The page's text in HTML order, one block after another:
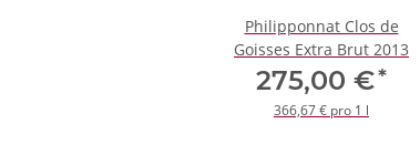
Philipponnat Clos de
Goisses Extra Brut 2013
275,00 €*
366,67 € pro 1 l